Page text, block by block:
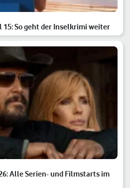
15: So geht der Inselkrimi weiter
Alle Serien- und Filmstarts im